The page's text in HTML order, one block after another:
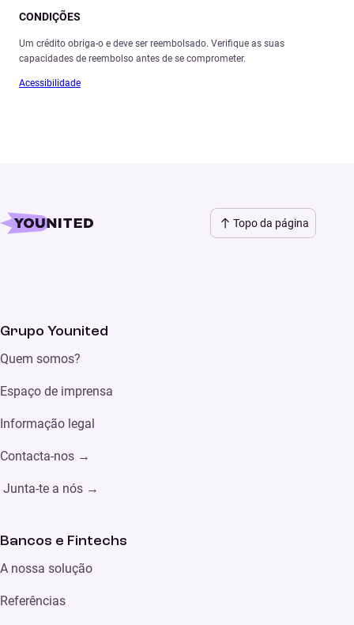
CONDIÇÕES
Um crédito obriga-o e deve ser reembolsado. Verifique as suas
capacidades de reembolso antes de se comprometer.
Acessibilidade
Topo da página
Grupo Younited
Quem somos?
Espaço de imprensa
Informação legal
Contacta-nos →
Junta-te a nós →
Bancos e Fintechs
A nossa solução
Referências